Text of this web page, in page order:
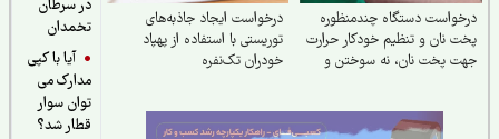
در سرطان
تخمدان
آیا با کپی
مدارک می
توان سوار
قطار شد؟
دستگاه چندمنظوره
نان و تنظیم خودکار حرارت
پخت نان، نه سوختن و
درخواست ایجاد جاذبه‌های
توریستی با استفاده از پهپاد
خودران تک‌نفره